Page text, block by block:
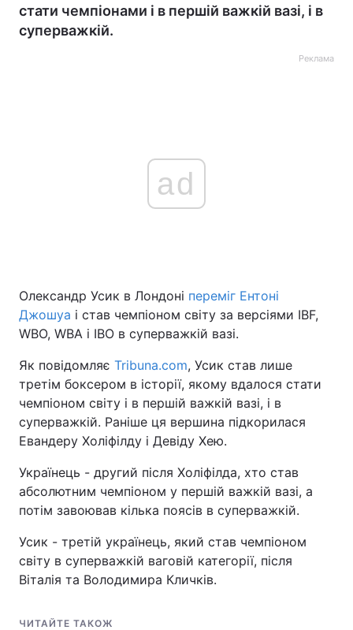
стати чемпіонами і в першій важкій вазі, і в
суперважкій.
Реклама
ad
Олександр Усик в Лондоні переміг Ентоні
Джошуа і став чемпіоном світу за версіями IBF,
WBO, WBA і IBO в суперважкій вазі.
Як повідомляє Tribuna.com, Усик став лише
третім боксером в історії, якому вдалося стати
чемпіоном світу і в першій важкій вазі, і в
суперважкій. Раніше ця вершина підкорилася
Евандеру Холіфілду і Девіду Хею.
Українець - другий після Холіфілда, хто став
абсолютним чемпіоном у першій важкій вазі, а
потім завоював кілька поясів в суперважкій.
Усик - третій українець, який став чемпіоном
світу в суперважкій ваговій категорії, після
Віталія та Володимира Кличків.
ЧИТАЙТЕ ТАКОЖ